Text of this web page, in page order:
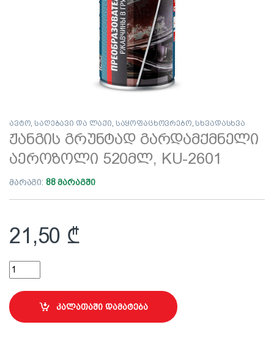
ავტო საღებავი და ლაქი საყოფაცხოვრებო სხვადასხვა
ჟანგის გრუნტად გარდამქმნელი
აეროზოლი 520მლ, KU-2601
მარაგი: 88 მარაგში
21,50 ₾
ჟანგის გრუნტად გარდამქმნელი აეროზოლი 520მლ, KU-
კალათაში დამატება